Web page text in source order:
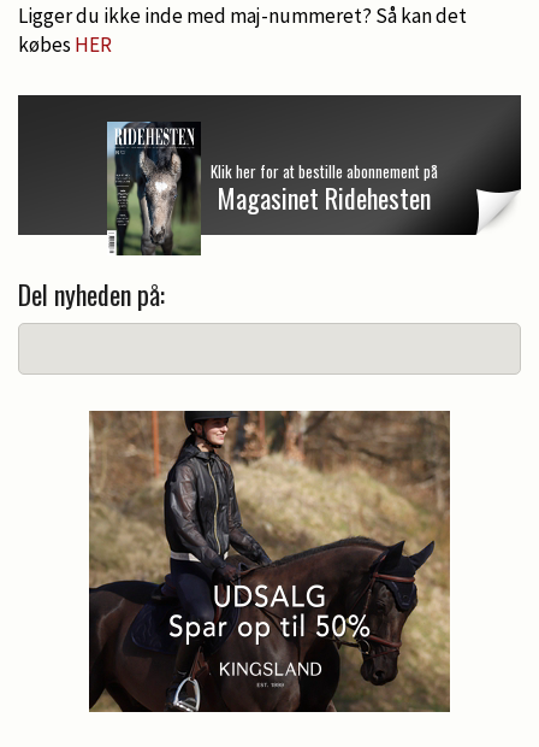
Ligger du ikke inde med maj-nummeret? Så kan det
købes HER
Klik her for at bestille abonnement på
Magasinet Ridehesten
Del nyheden på: